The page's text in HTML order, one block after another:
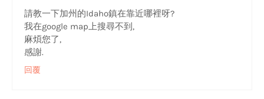
請教一下加州的Idaho鎮在靠近哪裡呀?
我在google map上搜尋不到,
麻煩您了,
感謝.
回覆